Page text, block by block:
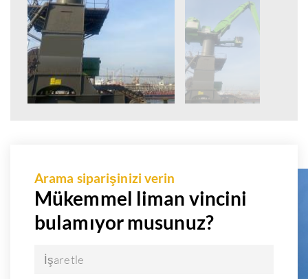
Arama siparişinizi verin
Mükemmel liman vincini
bulamıyor musunuz?
İşaretle